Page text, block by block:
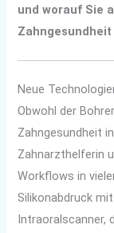
und worauf Sie
Neue
Obwohl der
Zahngesundheit
Zahnarzthelferin
Workflows in
Silikonabdruck
Intraoralscanner,